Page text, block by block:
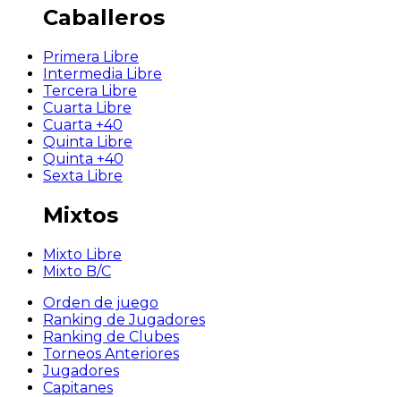
Caballeros
Primera Libre
Intermedia Libre
Tercera Libre
Cuarta Libre
Cuarta +40
Quinta Libre
Quinta +40
Sexta Libre
Mixtos
Mixto Libre
Mixto B/C
Orden de juego
Ranking de Jugadores
Ranking de Clubes
Torneos Anteriores
Jugadores
Capitanes